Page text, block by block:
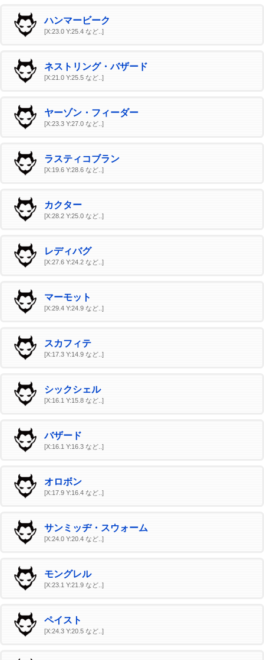
ハンマービーク
[X:23.0 Y:25.4 など..]
ネストリング・バザード
[X:21.0 Y:25.5 など..]
ヤーゾン・フィーダー
[X:23.3 Y:27.0 など..]
ラスティコブラン
[X:19.6 Y:28.6 など..]
カクター
[X:28.2 Y:25.0 など..]
レディバグ
[X:27.6 Y:24.2 など..]
マーモット
[X:29.4 Y:24.9 など..]
スカフィテ
[X:17.3 Y:14.9 など..]
シックシェル
[X:16.1 Y:15.8 など..]
バザード
[X:16.1 Y:16.3 など..]
オロボン
[X:17.9 Y:16.4 など..]
サンミッヂ・スウォーム
[X:24.0 Y:20.4 など..]
モングレル
[X:23.1 Y:21.9 など..]
ペイスト
[X:24.3 Y:20.5 など..]